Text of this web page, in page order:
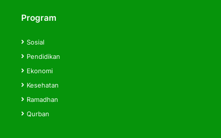
Program
Sosial
Pendidikan
Ekonomi
Kesehatan
Ramadhan
Qurban